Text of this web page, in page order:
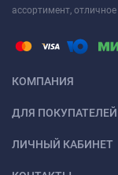
ассортимент, отличное
КОМПАНИЯ
ДЛЯ ПОКУПАТЕЛЕЙ
ЛИЧНЫЙ КАБИНЕТ